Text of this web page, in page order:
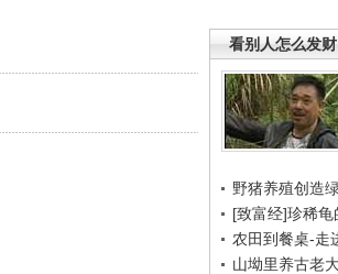
看别人怎么发财
野猪养殖创造
[致富经]珍稀
农田到餐桌-走
山坳里养古老